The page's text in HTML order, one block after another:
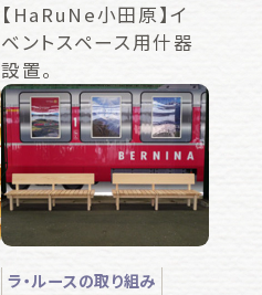
【HaRuNe小田原】イ
ベントスペース用什器
設置。
ラ・ルースの取り組み